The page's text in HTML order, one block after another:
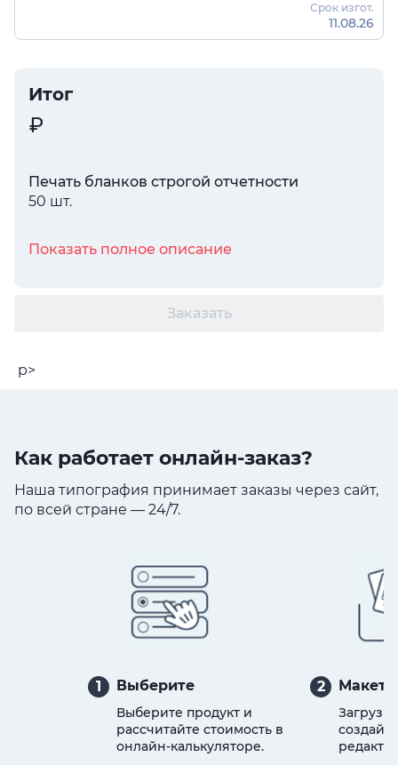
Срок изгот.
11.08.26
Итог
Печать бланков строгой отчетности
50 шт.
Показать полное описание
Заказать
p>
Как работает онлайн-заказ?
Наша типография принимает заказы через сайт,
по всей стране — 24/7.
1 Выберите
Выберите продукт и
рассчитайте стоимость в
онлайн-калькуляторе.
2 Макет